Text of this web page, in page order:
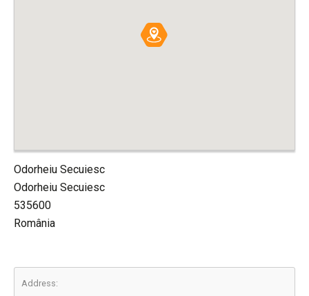
Odorheiu Secuiesc
Odorheiu Secuiesc
535600
România
Address: